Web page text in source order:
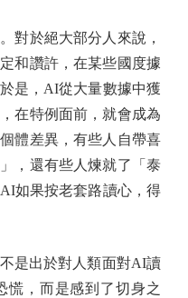
於絕大部分人來說，
和讚許，在某些國度據
是，AI從大量數據中獲
在特例面前，就會成為
體差異，有些人自帶喜
，還有些人煉就了「泰
如果按老套路讀心，得
出於對人類面對AI讀
慌，而是感到了切身之